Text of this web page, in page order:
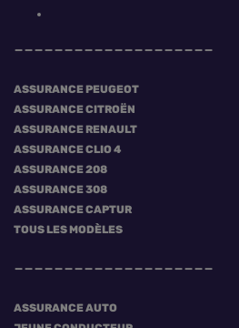
ASSURANCE PEUGEOT
ASSURANCE CITROËN
ASSURANCE RENAULT
ASSURANCE CLIO 4
ASSURANCE 208
ASSURANCE 308
ASSURANCE CAPTUR
TOUS LES MODÈLES
ASSURANCE AUTO